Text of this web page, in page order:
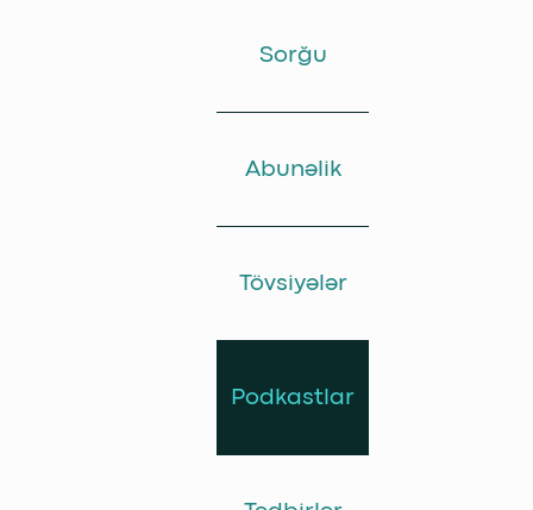
Sorğu
Abunəlik
Tövsiyələr
Podkastlar